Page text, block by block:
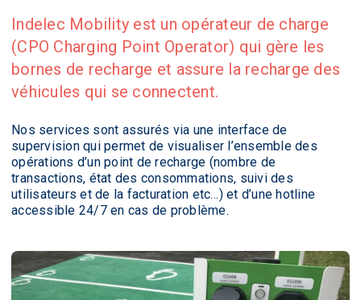
Indelec Mobility est un opérateur de charge
(CPO Charging Point Operator) qui gère les
bornes de recharge et assure la recharge des
véhicules qui se connectent.
Nos services sont assurés via une interface de
supervision qui permet de visualiser l’ensemble des
opérations d’un point de recharge (nombre de
transactions, état des consommations, suivi des
utilisateurs et de la facturation etc…) et d’une hotline
accessible 24/7 en cas de problème.